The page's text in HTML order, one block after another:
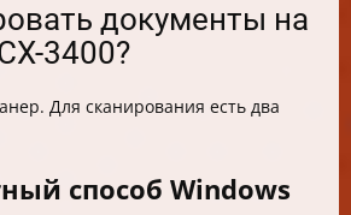
документы на
3400?
Для сканирования есть два
способ Windows